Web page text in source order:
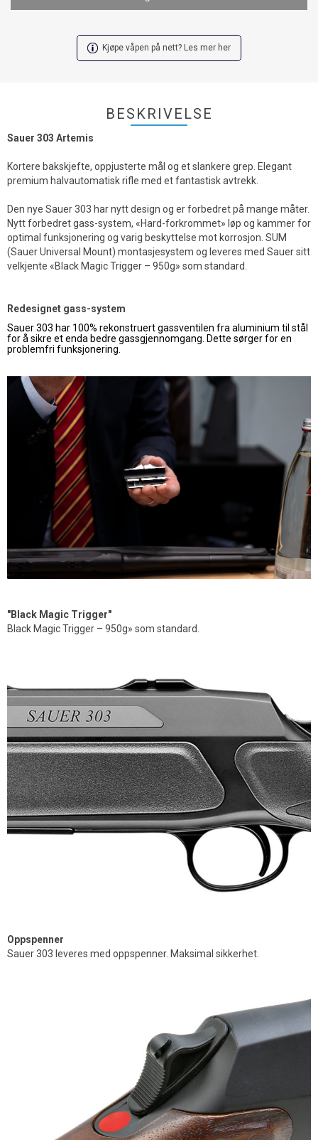
Kjøpe våpen på nett? Les mer her
BESKRIVELSE
Sauer 303 Artemis
Kortere bakskjefte, oppjusterte mål og et slankere grep. Elegant
premium halvautomatisk rifle med et fantastisk avtrekk.
Den nye Sauer 303 har nytt design og er forbedret på mange måter.
Nytt forbedret gass-system, «Hard-forkrommet» løp og kammer for
optimal funksjonering og varig beskyttelse mot korrosjon. SUM
(Sauer Universal Mount) montasjesystem og leveres med Sauer sitt
velkjente «Black Magic Trigger – 950g» som standard.
Redesignet gass-system
Sauer 303 har 100% rekonstruert gassventilen fra aluminium til stål
for å sikre et enda bedre gassgjennomgang. Dette sørger for en
problemfri funksjonering.
"Black Magic Trigger"
Black Magic Trigger – 950g» som standard.
Oppspenner
Sauer 303 leveres med oppspenner. Maksimal sikkerhet.